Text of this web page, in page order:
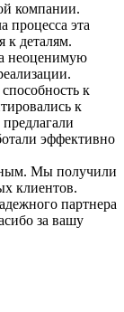
компании.
процесса эта
к деталям.
неоценимую
к
к
эффективно
Мы получили
клиентов.
партнера
за вашу